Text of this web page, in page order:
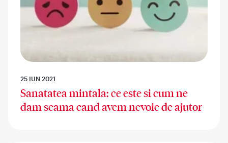
25 IUN 2021
Sanatatea mintala: ce este si cum ne
dam seama cand avem nevoie de ajutor